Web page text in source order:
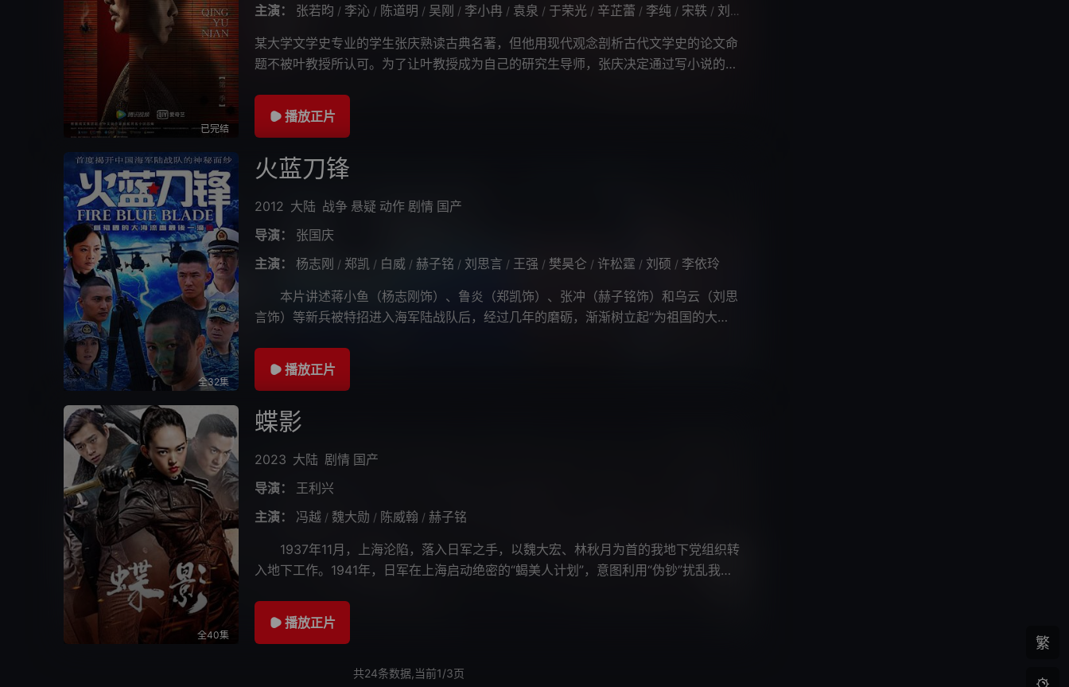
已完结
主演：
张若昀 / 李沁 / 陈道明 / 吴刚 / 李小冉 / 袁泉 / 于荣光 / 辛芷蕾 / 李纯 / 宋轶 / 刘桦
某大学文学史专业的学生张庆熟读古典名著，但他用现代观念剖析古代文学史的论文命
题不被叶教授所认可。为了让叶教授成为自己的研究生导师，张庆决定通过写小说的方
播放正片
全32集
火蓝刀锋
2012 大陆 战争 悬疑 动作 剧情 国产
导演：
张国庆
主演：
杨志刚 / 郑凯 / 白威 / 赫子铭 / 刘思言 / 王强 / 樊昊仑 / 许松霆 / 刘硕 / 李依玲
本片讲述蒋小鱼（杨志刚饰）、鲁炎（郑凯饰）、张冲（赫子铭饰）和乌云（刘思
言饰）等新兵被特招进入海军陆战队后，经过几年的磨砺，渐渐树立起“为祖国的大海
播放正片
全40集
蝶影
2023 大陆 剧情 国产
导演：
王利兴
主演：
冯越 / 魏大勋 / 陈威翰 / 赫子铭
1937年11月，上海沦陷，落入日军之手，以魏大宏、林秋月为首的我地下党组织转
入地下工作。1941年，日军在上海启动绝密的“蝎美人计划”，意图利用“伪钞”扰乱我国
播放正片
共24条数据,当前1/3页
繁
